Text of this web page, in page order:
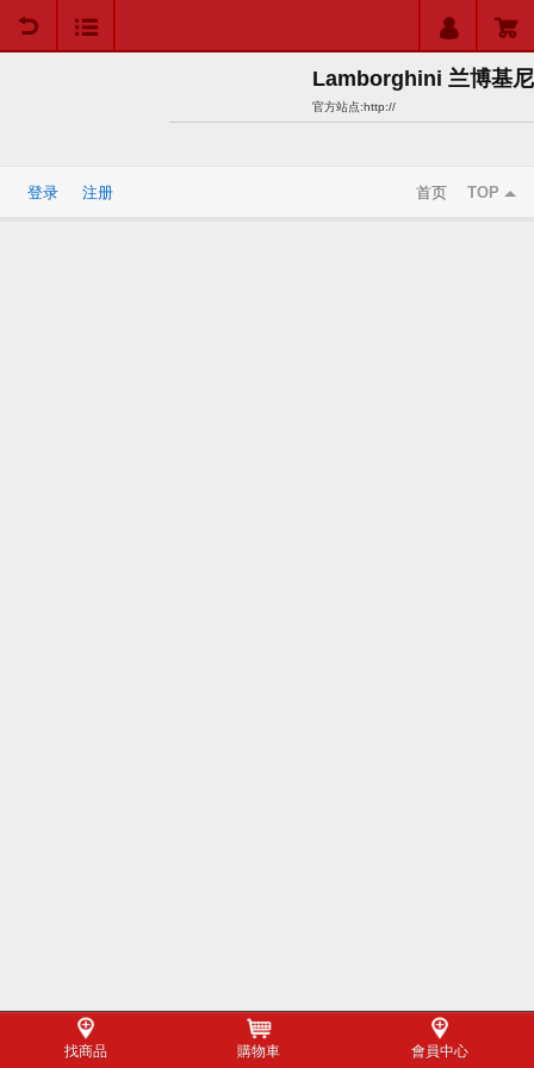
Lamborghini 兰博基尼
官方站点:http://
登录 注册 首页 TOP
找商品 購物車 會員中心